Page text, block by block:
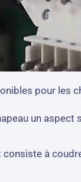
pour les
un
à